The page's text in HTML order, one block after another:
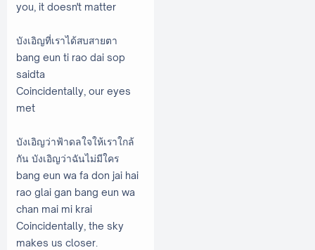
you, it doesn't matter
บังเอิญที่เราได้สบสายตา
bang eun ti rao dai sop
saidta
Coincidentally, our eyes
met
บังเอิญว่าฟ้าดลใจให้เราใกล้
กัน บังเอิญว่าฉันไม่มีใคร
bang eun wa fa don jai hai
rao glai gan bang eun wa
chan mai mi krai
Coincidentally, the sky
makes us closer.